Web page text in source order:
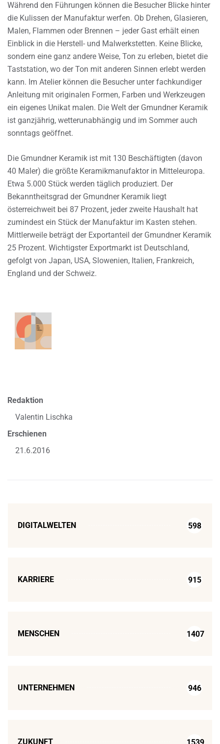
Während den Führungen können die Besucher Blicke hinter
die Kulissen der Manufaktur werfen. Ob Drehen, Glasieren,
Malen, Flammen oder Brennen – jeder Gast erhält einen
Einblick in die Herstell- und Malwerkstetten. Keine Blicke,
sondern eine ganz andere Weise, Ton zu erleben, bietet die
Taststation, wo der Ton mit anderen Sinnen erlebt werden
kann. Im Atelier können die Besucher unter fachkundiger
Anleitung mit originalen Formen, Farben und Werkzeugen
ein eigenes Unikat malen. Die Welt der Gmundner Keramik
ist ganzjährig, wetterunabhängig und im Sommer auch
sonntags geöffnet.
Die Gmundner Keramik ist mit 130 Beschäftigten (davon
40 Maler) die größte Keramikmanufaktor in Mitteleuropa.
Etwa 5.000 Stück werden täglich produziert. Der
Bekanntheitsgrad der Gmundner Keramik liegt
österreichweit bei 87 Prozent, jeder zweite Haushalt hat
zumindest ein Stück der Manufaktur im Kasten stehen.
Mittlerweile beträgt der Exportanteil der Gmundner Keramik
25 Prozent. Wichtigster Exportmarkt ist Deutschland,
gefolgt von Japan, USA, Slowenien, Italien, Frankreich,
England und der Schweiz.
Redaktion
Valentin Lischka
Erschienen
21.6.2016
DIGITALWELTEN 598
KARRIERE 915
MENSCHEN 1407
UNTERNEHMEN 946
ZUKUNFT 1539